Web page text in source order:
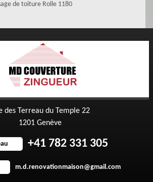
de toiture Rolle 1180
des Terreau du Temple 22
1201 Genève
+41 782 331 305
m.d.renovationmaison@gmail.com